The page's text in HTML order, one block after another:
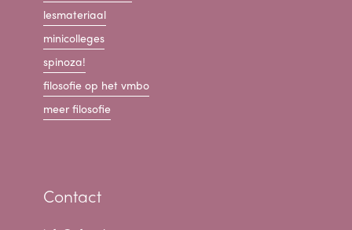
lesmateriaal
minicolleges
spinoza!
filosofie op het vmbo
meer filosofie
Contact